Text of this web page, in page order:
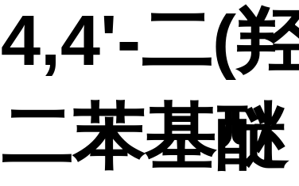
4,4'-二(
二苯基醚